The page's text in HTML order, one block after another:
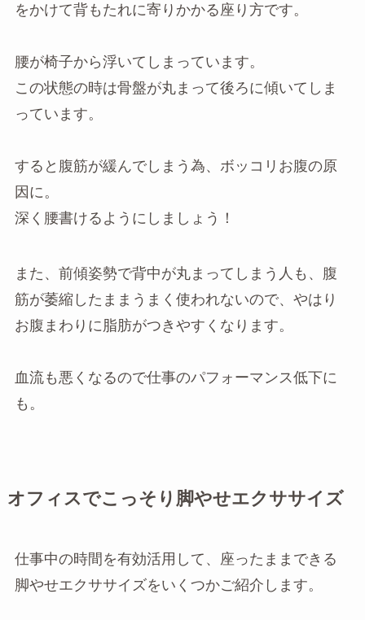
をかけて背もたれに寄りかかる座り方です。
腰が椅子から浮いてしまっています。
この状態の時は骨盤が丸まって後ろに傾いてしま
っています。
すると腹筋が緩んでしまう為、ボッコリお腹の原
因に。
深く腰書けるようにしましょう！
また、前傾姿勢で背中が丸まってしまう人も、腹
筋が萎縮したままうまく使われないので、やはり
お腹まわりに脂肪がつきやすくなります。
血流も悪くなるので仕事のパフォーマンス低下に
も。
オフィスでこっそり脚やせエクササイズ
仕事中の時間を有効活用して、座ったままできる
脚やせエクササイズをいくつかご紹介します。